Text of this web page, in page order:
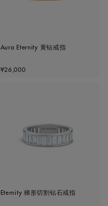
Aura Eternity 黄钻戒指
Original price
¥26,000
Eternity 梯形切割钻石戒指